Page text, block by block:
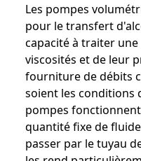
Custom
Les pompes
pour le transfert
capacité à traiter
viscosités et de leur
fourniture de débits
soient les conditions
pompes
quantité fixe de
passer par le tuyau